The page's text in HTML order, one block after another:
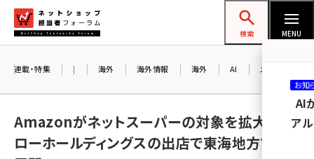
ン
ネットショップ担当者フォーラム
検索 MENU
連載・特集 | 海外 海外情報 海外 AI メタバース
Amazonがネットスーパーの対象を拡大。バ
ローホールディングスの出店で東海地方でも
お知
AI
ア